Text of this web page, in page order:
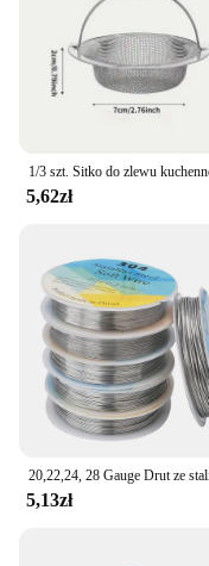
5,62zł
5,13zł